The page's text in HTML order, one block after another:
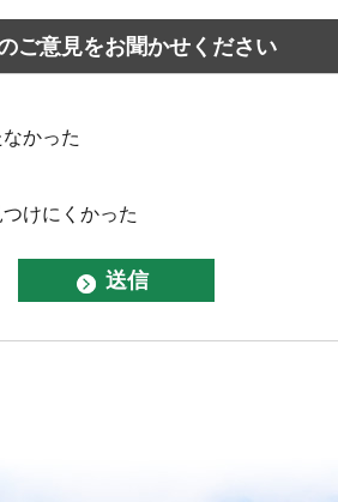
ご意見をお聞かせください
かった
けにくかった